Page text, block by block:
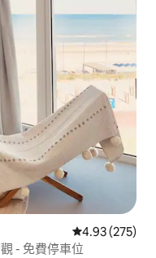
從 275 則評價
4.93 (275)
- 免費停車位